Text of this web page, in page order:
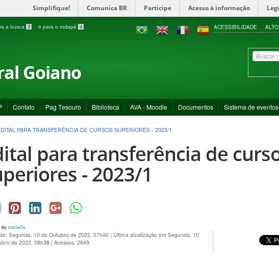
Simplifique! Comunica BR Participe Acesso à informação
a busca 3 Ir para o rodapé 4 ACESSIBILIDADE
Goiano
Contato Pag Tesouro Biblioteca AVA - Moodle Documentos Sistema de eventos
PARA TRANSFERÊNCIA DE CURSOS SUPERIORES - 2023/1
para transferência de
- 2023/1
by social2s
Segunda, 10 de Outubro de 2022, 07h40 | Última atualização em Segunda, 10
de 2022, 08h38 | Acessos: 2649